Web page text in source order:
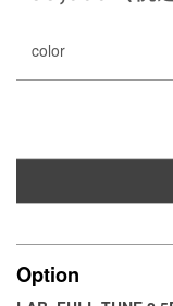
color
Option